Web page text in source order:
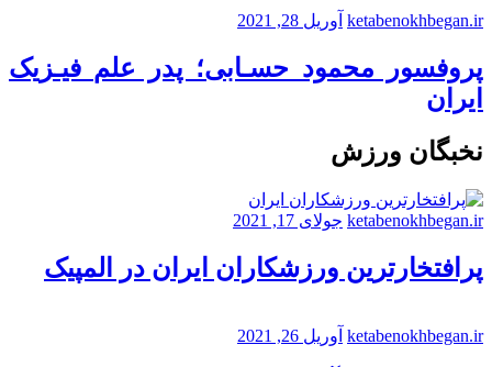
ketabenokhbegan.ir آوریل 28, 2021
پروفسور محمود حسـابی؛ پدر علم فیـزیک
ایران
نخبگان ورزش
ketabenokhbegan.ir جولای 17, 2021
پرافتخارترین ورزشکاران ایران در المپیک
ketabenokhbegan.ir آوریل 26, 2021